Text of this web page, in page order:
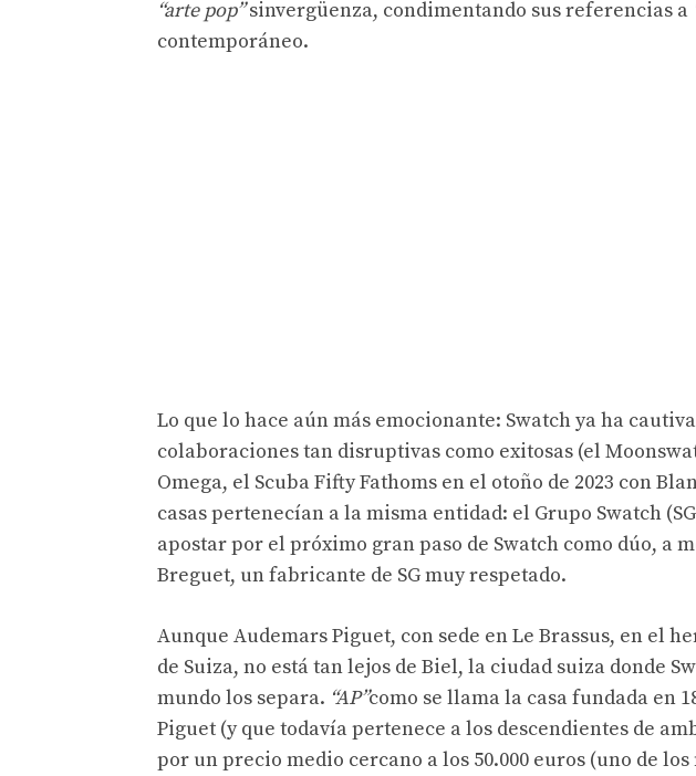
“arte pop”sinvergüenza, condimentando sus referencias a
contemporáneo.
Lo que lo hace aún más emocionante: Swatch ya ha
colaboraciones tan disruptivas como exitosas (el
Omega, el Scuba Fifty Fathoms en el otoño de 2023 con
casas pertenecían a la misma entidad: el Grupo Swatch
apostar por el próximo gran paso de Swatch como dúo, a
Breguet, un fabricante de SG muy respetado.
Aunque Audemars Piguet, con sede en Le Brassus, en el
de Suiza, no está tan lejos de Biel, la ciudad suiza donde
mundo los separa. “AP”como se llama la casa fundada en
Piguet (y que todavía pertenece a los descendientes de
por un precio medio cercano a los 50.000 euros (uno de los